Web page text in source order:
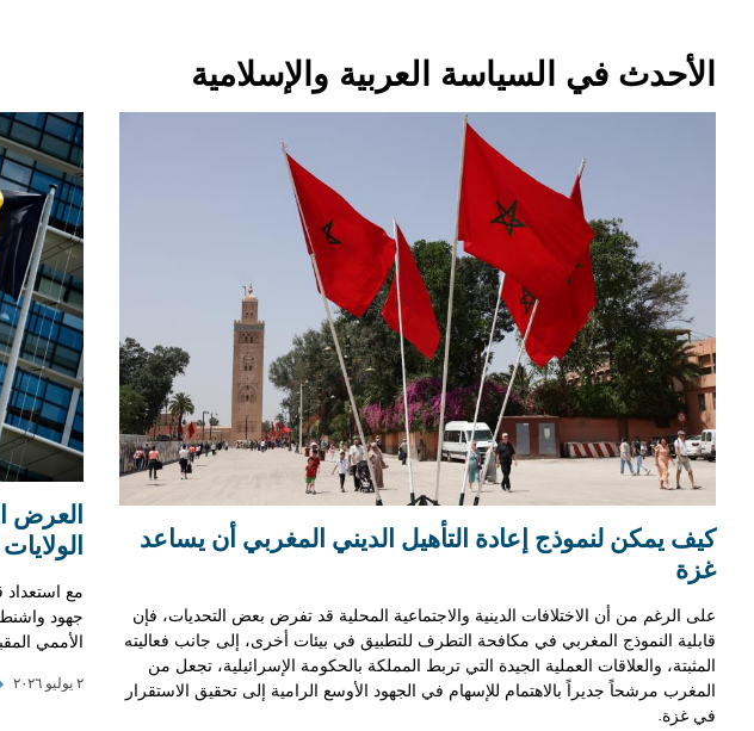
الأحدث في السياسة العربية والإسلامية
كيف يمكن لنموذج إعادة التأهيل الديني المغربي أن يساعد
غزة
على الرغم من أن الاختلافات الدينية والاجتماعية المحلية قد تفرض بعض التحديات، فإن
قابلية النموذج المغربي في مكافحة التطرف للتطبيق في بيئات أخرى، إلى جانب فعاليته
المثبتة، والعلاقات العملية الجيدة التي تربط المملكة بالحكومة الإسرائيلية، تجعل من
المغرب مرشحاً جديراً بالاهتمام للإسهام في الجهود الأوسع الرامية إلى تحقيق الاستقرار
في غزة.
العرض
مع
جهود
الأممي
٢ يوليو ٢٠٢٦